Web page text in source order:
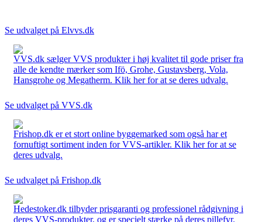
Se udvalget på Elvvs.dk
VVS.dk sælger VVS produkter i høj kvalitet til gode priser fra
alle de kendte mærker som Ifö, Grohe, Gustavsberg, Vola,
Hansgrohe og Megatherm. Klik her for at se deres udvalg.
Se udvalget på VVS.dk
Frishop.dk er et stort online byggemarked som også har et
fornuftigt sortiment inden for VVS-artikler. Klik her for at se
deres udvalg.
Se udvalget på Frishop.dk
Hedestoker.dk tilbyder prisgaranti og professionel rådgivning i
deres VVS-produkter, og er specielt stærke på deres pillefyr.